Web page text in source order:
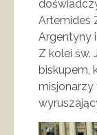
Artemides
Argentyny
Z kolei św.
biskupem,